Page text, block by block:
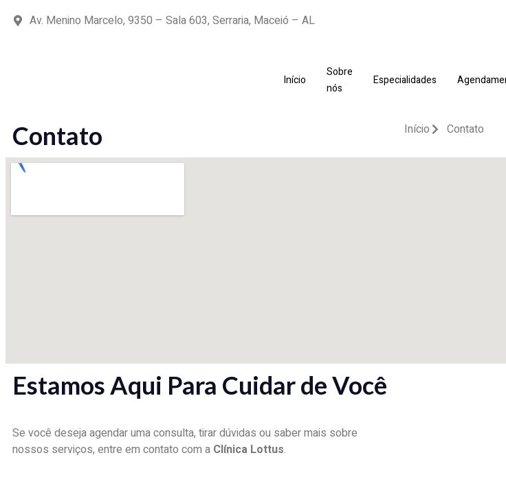
Av. Menino Marcelo, 9350 – Sala 603, Serraria, Maceió – AL
Início
Sobre
nós
Especialidades
Contato Início Contato
Estamos Aqui Para Cuidar de Você
Se você deseja agendar uma consulta, tirar dúvidas ou saber mais sobre
nossos serviços, entre em contato com a Clínica Lottus.